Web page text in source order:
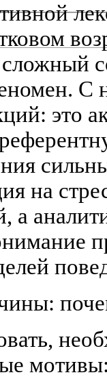
сложный
. С
это
на
а